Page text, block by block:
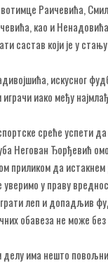
Раичевића,
као и
састав који је у
искусног
иако међу
среће успети
Негован Ђорђевић
приликом да
у праву
леп и допадљив
обавеза не може
има нешто